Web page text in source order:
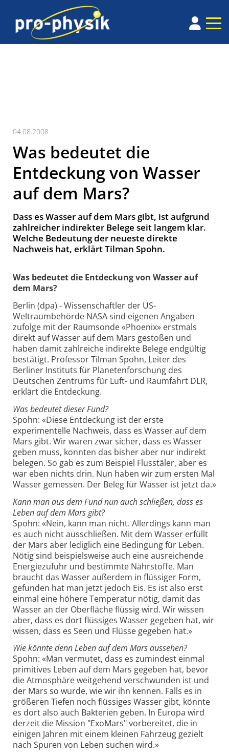
04.08.2008
Was bedeutet die
Entdeckung von Wasser
auf dem Mars?
Dass es Wasser auf dem Mars gibt, ist aufgrund
zahlreicher indirekter Belege seit langem klar.
Welche Bedeutung der neueste direkte
Nachweis hat, erklärt Tilman Spohn.
Was bedeutet die Entdeckung von Wasser auf
dem Mars?
Berlin (dpa) - Wissenschaftler der US-
Weltraumbehörde NASA sind eigenen Angaben
zufolge mit der Raumsonde «Phoenix» erstmals
direkt auf Wasser auf dem Mars gestoßen und
haben damit zahlreiche indirekte Belege endgültig
bestätigt. Professor Tilman Spohn, Leiter des
Berliner Instituts für Planetenforschung des
Deutschen Zentrums für Luft- und Raumfahrt DLR,
erklärt die Entdeckung.
Was bedeutet dieser Fund?
Spohn: «Diese Entdeckung ist der erste
experimentelle Nachweis, dass es Wasser auf dem
Mars gibt. Wir waren zwar sicher, dass es Wasser
geben muss, konnten das bisher aber nur indirekt
belegen. So gab es zum Beispiel Flusstäler, aber es
war eben nichts drin. Nun haben wir zum ersten Mal
Wasser gemessen. Der Beleg für Wasser ist jetzt da.»
Kann man aus dem Fund nun auch schließen, dass es
Leben auf dem Mars gibt?
Spohn: «Nein, kann man nicht. Allerdings kann man
es auch nicht ausschließen. Mit dem Wasser erfüllt
der Mars aber lediglich eine Bedingung für Leben.
Nötig sind beispielsweise auch eine ausreichende
Energiezufuhr und bestimmte Nährstoffe. Man
braucht das Wasser außerdem in flüssiger Form,
gefunden hat man jetzt jedoch Eis. Es ist also erst
einmal eine höhere Temperatur nötig, damit das
Wasser an der Oberfläche flüssig wird. Wir wissen
aber, dass es dort flüssiges Wasser gegeben hat, wir
wissen, dass es Seen und Flüsse gegeben hat.»
Wie könnte denn Leben auf dem Mars aussehen?
Spohn: «Man vermutet, dass es zumindest einmal
primitives Leben auf dem Mars gegeben hat, bevor
die Atmosphäre weitgehend verschwunden ist und
der Mars so wurde, wie wir ihn kennen. Falls es in
größeren Tiefen noch flüssiges Wasser gibt, könnte
es dort also auch Bakterien geben. In Europa wird
derzeit die Mission "ExoMars" vorbereitet, die in
einigen Jahren mit einem kleinen Fahrzeug gezielt
nach Spuren von Leben suchen wird.»